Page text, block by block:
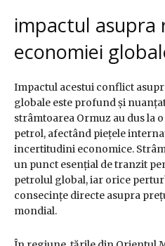
impactul asupra
economiei
Impactul acestui conflict
globale este profund și
strâmtoarea Ormuz au dus la
petrol, afectând piețele
incertitudini economice.
un punct esențial de tranzit
petrolul global, iar orice
consecințe directe asupra
mondial.